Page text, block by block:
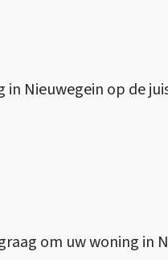
Nieuwegein op de
om uw woning in